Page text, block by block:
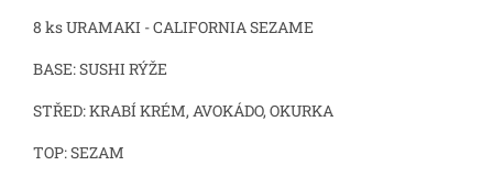
8 ks URAMAKI - CALIFORNIA SEZAME
BASE: SUSHI RÝŽE
STŘED: KRABÍ KRÉM, AVOKÁDO, OKURKA
TOP: SEZAM